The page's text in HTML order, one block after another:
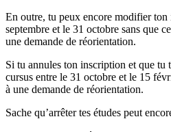
En outre, tu peux encore modifier
septembre et le 31 octobre sans que
une demande de réorientation.
Si tu annules ton inscription et que tu
cursus entre le 31 octobre et le 15
à une demande de réorientation.
Sache qu’arrêter tes études peut